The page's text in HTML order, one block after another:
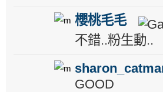
櫻桃毛毛
不錯..粉生動..
GOOD